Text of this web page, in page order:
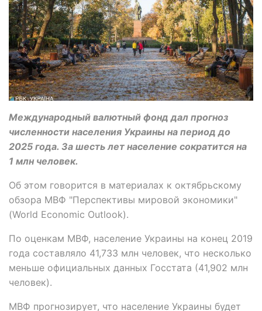
Международный валютный фонд дал прогноз
численности населения Украины на период до
2025 года. За шесть лет население сократится на
1 млн человек.
Об этом говорится в материалах к октябрьскому
обзора МВФ "Перспективы мировой экономики"
(World Economic Outlook).
По оценкам МВФ, население Украины на конец 2019
года составляло 41,733 млн человек, что несколько
меньше официальных данных Госстата (41,902 млн
человек).
МВФ прогнозирует, что население Украины будет